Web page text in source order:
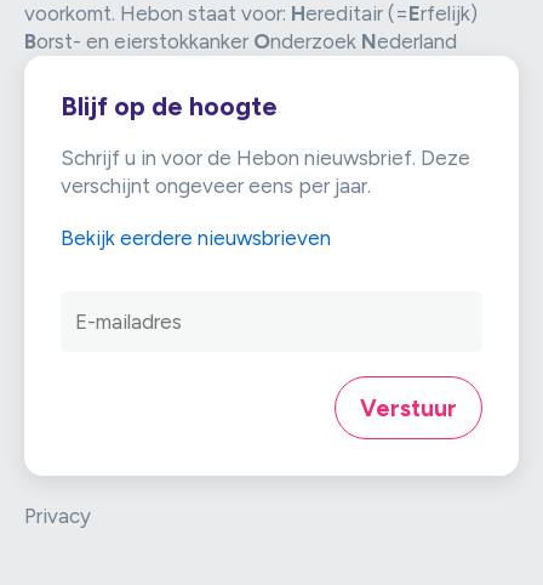
voorkomt. Hebon staat voor: Hereditair (=Erfelijk)
Borst- en eierstokkanker Onderzoek Nederland
Blijf op de hoogte
Schrijf u in voor de Hebon nieuwsbrief. Deze
verschijnt ongeveer eens per jaar.
Bekijk eerdere nieuwsbrieven
Verstuur
Privacy